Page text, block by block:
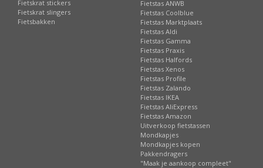
Fietskrat stickers
Fietskrat slingers
Fietsbakken
Fietstas ANWB
Fietstas Coolblue
Fietstas Marktplaats
Fietstas Aldi
Fietstas Gamma
Fietstas Praxis
Fietstas Halfords
Fietstas Xenos
Fietstas Profile
Fietstas Zalando
Fietstas IKEA
Fietstas AliExpress
Fietstas Amazon
Uitverkoop fietstassen
Mondkapjes
Mondkapjes kopen
Pakkendragers
"Maak je aankoop compleet"